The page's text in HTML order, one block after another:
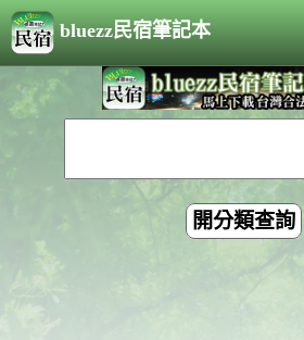
bluezz民宿筆記本
開分類查詢